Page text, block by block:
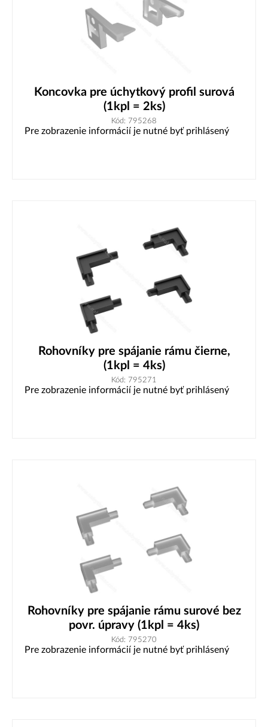
Koncovka pre úchytkový profil surová
(1kpl = 2ks)
Kód: 795268
Pre zobrazenie informácií je nutné byť prihlásený
Rohovníky pre spájanie rámu čierne,
(1kpl = 4ks)
Kód: 795271
Pre zobrazenie informácií je nutné byť prihlásený
Rohovníky pre spájanie rámu surové bez
povr. úpravy (1kpl = 4ks)
Kód: 795270
Pre zobrazenie informácií je nutné byť prihlásený